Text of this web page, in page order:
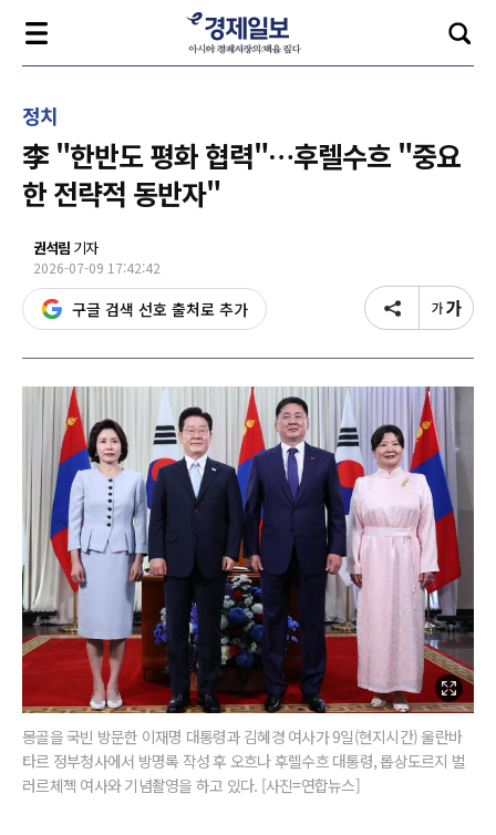
정치
李 "한반도 평화 협력"…후렐수흐 "중요
한 전략적 동반자"
권석림 기자
2026-07-09 17:42:42
구글 검색 선호 출처로 추가
몽골을 국빈 방문한 이재명 대통령과 김혜경 여사가 9일(현지시간) 울란바
타르 정부청사에서 방명록 작성 후 오흐나 후렐수흐 대통령, 롭상도르지 벌
러르체첵 여사와 기념촬영을 하고 있다. [사진=연합뉴스]